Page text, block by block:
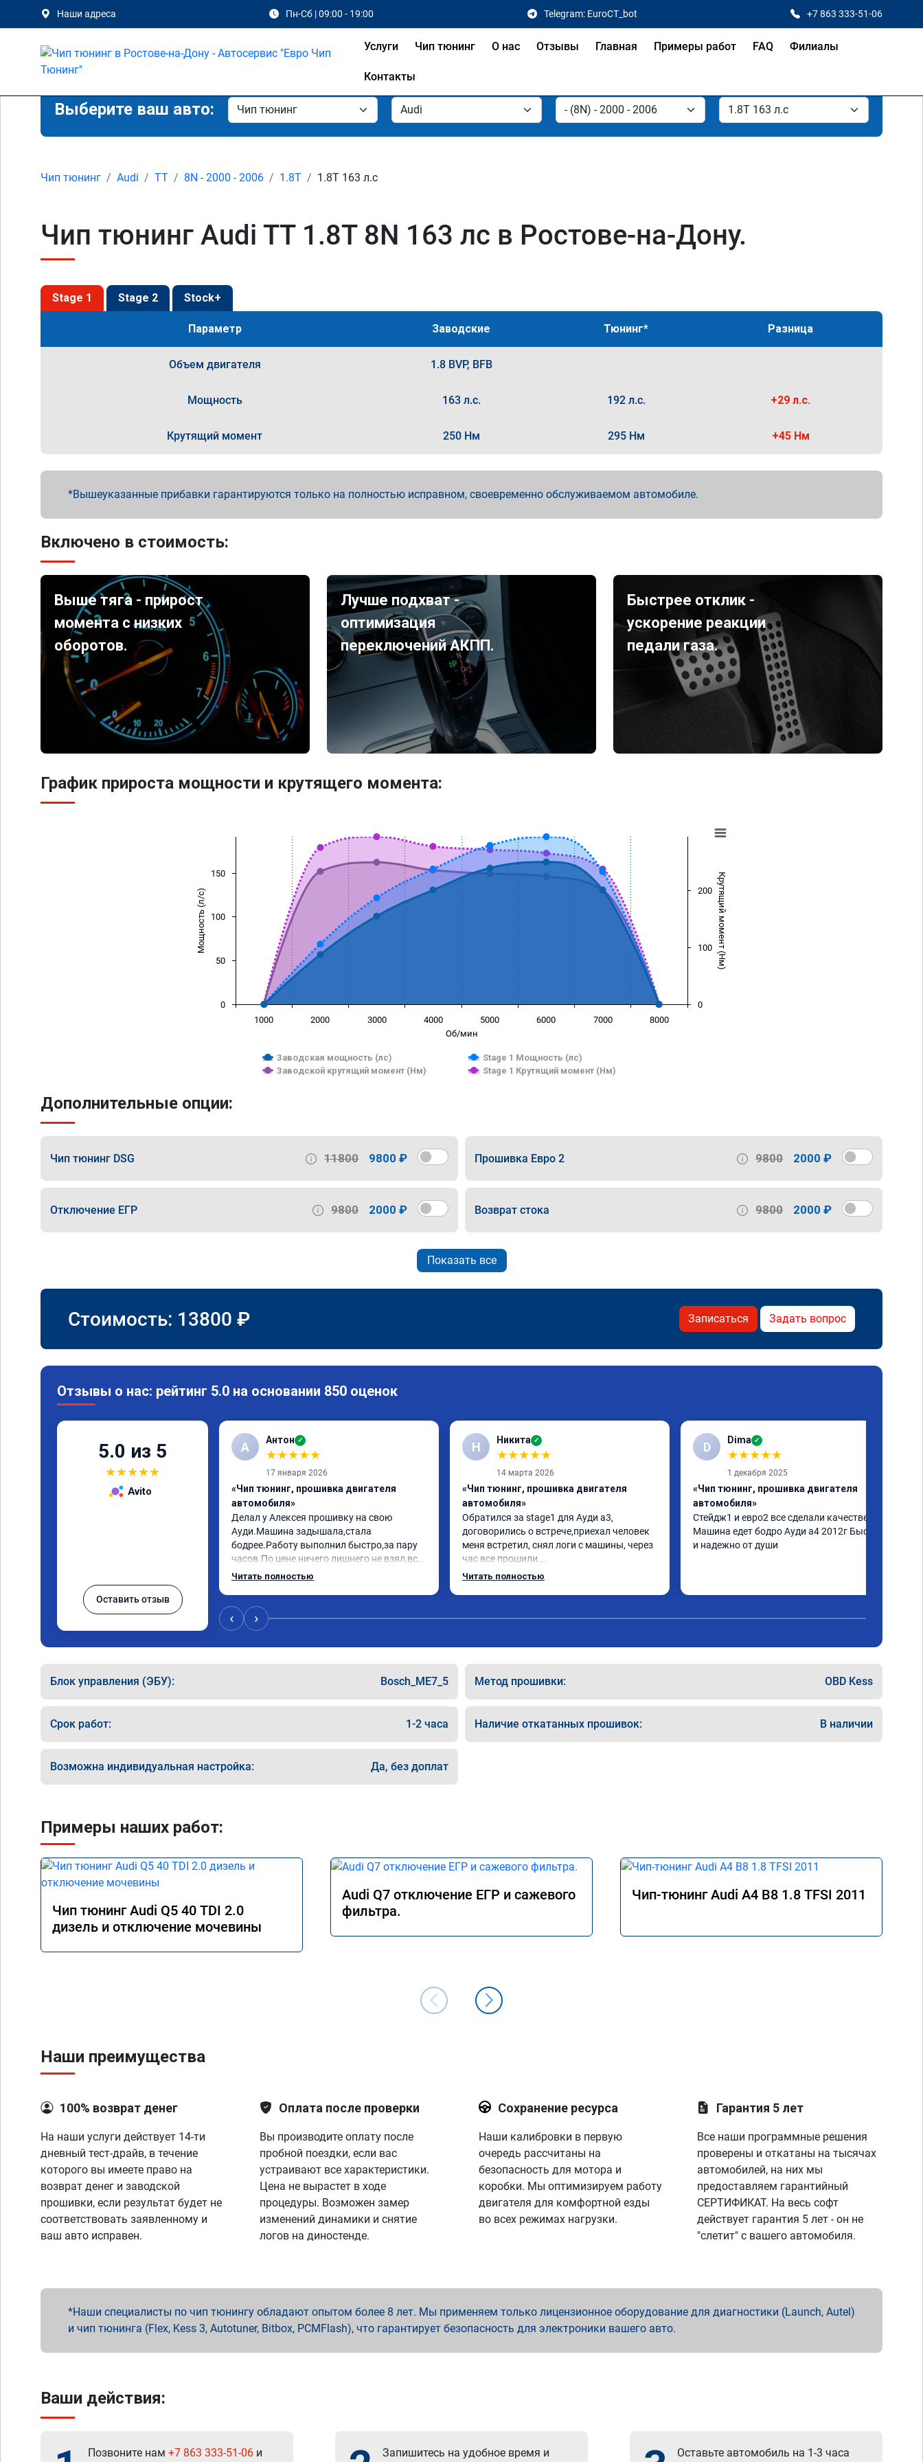
Наши адреса Пн-Сб | 09:00 - 19:00 Telegram: EuroCT_bot +7 863 333-51-06
Услуги Чип тюнинг О нас Отзывы Главная Примеры работ FAQ Филиалы
Контакты
Выберите ваш авто:
Чип тюнинг Audi TT 8N - 2000 - 2006 1.8T 1.8T 163 л.с
Чип тюнинг Audi TT 1.8T 8N 163 лс в Ростове-на-Дону.
Stage 1 Stage 2 Stock+
Параметр Заводские Тюнинг* Разница
Объем двигателя 1.8 BVP, BFB
Мощность 163 л.с. 192 л.с. +29 л.с.
Крутящий момент 250 Нм 295 Нм +45 Нм
Вышеуказанные прибавки гарантируются только на полностью исправном, своевременно обслуживаемом автомобиле.
Включено в стоимость:
Выше тяга - прирост
момента с низких
оборотов.
Лучше подхват -
оптимизация
переключений АКПП.
Быстрее отклик -
ускорение реакции
педали газа.
График прироста мощности и крутящего момента:
Об/мин
Мощность (л/с) Крутящий момент (Нм)
Заводская мощность (лс)
Stage 1 Мощность (лс)
Заводской крутящий момент (Нм)
Stage 1 Крутящий момент (Нм)
1000 2000 3000 4000 5000 6000 7000 8000
0
50
100
150
0
100
200
Дополнительные опции:
Чип тюнинг DSG 11800 9800 ₽ Прошивка Евро 2 9800 2000 ₽
Отключение ЕГР 9800 2000 ₽ Возврат стока 9800 2000 ₽
Показать все
Стоимость: 13800 ₽ Записаться Задать вопрос
Отзывы о нас: рейтинг 5.0 на основании 850 оценок
5.0 из 5
★★★★★
Avito
Оставить отзыв
А Антон ✓
★★★★★
17 января 2026
«Чип тюнинг, прошивка двигателя
автомобиля»
Делал у Алексея прошивку на свою
Ауди.Машина задышала,стала
бодрее.Работу выполнил быстро,за пару
часов.По цене ничего лишнего не взял,всё
как договаривались заранее.После
знаю,куда ехать в случае поломки
авто.Однозначно рекомендую Алексея
Читать полностью
Н Никита ✓
★★★★★
14 марта 2026
«Чип тюнинг, прошивка двигателя
автомобиля»
Обратился за stage1 для Ауди а3,
договорились о встрече,приехал человек
меня встретил, снял логи с машины, через
час все прошили.
Арман спасибо тебе огромное, машинка по
Читать полностью
D Dima ✓
★★★★★
1 декабря 2025
«Чип тюнинг, прошивка двигателя
автомобиля»
Стейдж1 и евро2 все сделали качественно.
Машина едет бодро Ауди а4 2012г Быстро
и надежно от души
‹ ›
Блок управления (ЭБУ): Bosch_ME7_5 Метод прошивки: OBD Kess
Срок работ: 1-2 часа Наличие откатанных прошивок: В наличии
Возможна индивидуальная настройка: Да, без доплат
Примеры наших работ:
Чип тюнинг Audi Q5 40 TDI 2.0
дизель и отключение мочевины
Audi Q7 отключение ЕГР и сажевого
фильтра.
Чип-тюнинг Audi A4 B8 1.8 TFSI 2011
Наши преимущества
100% возврат денег
На наши услуги действует 14-ти
дневный тест-драйв, в течение
которого вы имеете право на
возврат денег и заводской
прошивки, если результат будет не
соответствовать заявленному и
ваш авто исправен.
Оплата после проверки
Вы производите оплату после
пробной поездки, если вас
устраивают все характеристики.
Цена не вырастет в ходе
процедуры. Возможен замер
изменений динамики и снятие
логов на диностенде.
Сохранение ресурса
Наши калибровки в первую
очередь рассчитаны на
безопасность для мотора и
коробки. Мы оптимизируем работу
двигателя для комфортной езды
во всех режимах нагрузки.
Гарантия 5 лет
Все наши программные решения
проверены и откатаны на тысячах
автомобилей, на них мы
предоставляем гарантийный
СЕРТИФИКАТ. На весь софт
действует гарантия 5 лет - он не
"слетит" с вашего автомобиля.
Наши специалисты по чип тюнингу обладают опытом более 8 лет. Мы применяем только лицензионное оборудование для диагностики (Launch, Autel)
и чип тюнинга (Flex, Kess 3, Autotuner, Bitbox, PCMFlash), что гарантирует безопасность для электроники вашего авто.
Ваши действия:
Позвоните нам +7 863 333-51-06 и Запишитесь на удобное время и Оставьте автомобиль на 1-3 часа